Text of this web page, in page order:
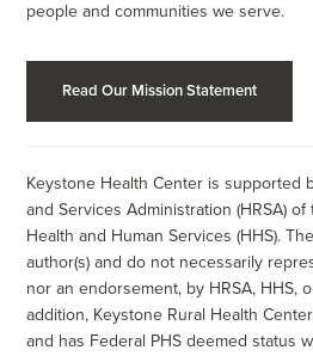
people and communities we serve.
Read Our Mission Statement
Keystone Health Center is supported
and Services Administration (HRSA)
Health and Human Services (HHS).
author(s) and do not necessarily
nor an endorsement, by HRSA, HHS,
addition, Keystone Rural Health
and has Federal PHS deemed status